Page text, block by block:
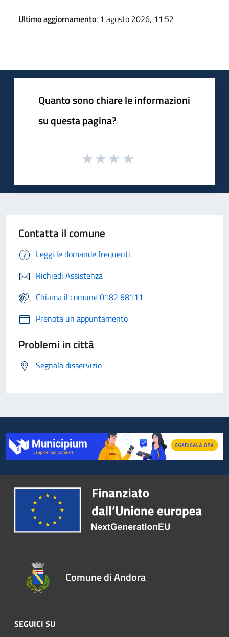
Ultimo aggiornamento: 1 agosto 2026, 11:52
Quanto sono chiare le informazioni
su questa pagina?
Contatta il comune
Leggi le domande frequenti
Richiedi Assistenza
Chiama il comune 0182 68111
Prenota un appuntamento
Problemi in città
Segnala disservizio
Comune di Andora
SEGUICI SU